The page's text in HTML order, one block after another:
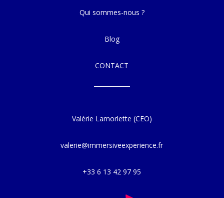
Qui sommes-nous ?
Blog
CONTACT
Valérie Lamorlette (CEO)
valerie@immersiveexperience.fr
+33 6 13 42 97 95